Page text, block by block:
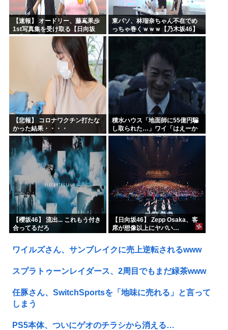
【速報】 オードリー、藤嶌果歩
1st写真集を受け取る【日向坂
46】
東パソ、林瑠奈ちゃん不在でめ
っちゃ巻くｗｗｗ【乃木坂46】
【悲報】 コロナワクチン打たな
かった結果・・・・
積水ハウス「地面師に55億円騙
し取られた…」ワイ「はえーか
わいそう…会社滅茶苦茶やろな
【櫻坂46】 流出... これもう付き
合ってるだろ
【日向坂46】 Zepp Osaka、客
席が想像以上にヤバい…
ワイルズさん、サンブレイクに売上逆転されるwww
スプラトゥーンレイダース、2周目でもまだ緑茶www
任豚さん、SwitchSportsを「地味に売れる」と言って
しまう
PS5本体、ついにゲオのチラシから消える…